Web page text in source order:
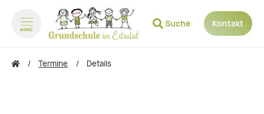
MENÜ
Suche Kontakt
zum Inhalt springen
Termine Details